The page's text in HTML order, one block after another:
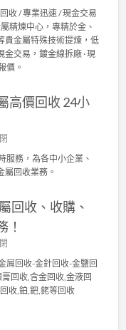
收 / 專業迅速 / 現金交易
精煉中心，專精於金、
貴金屬特殊技術提煉，低
交易，鍍金線拆廠 · 現
價。
高價回收 24小
服務，為各中小企業、
屬回收業務。
回收、收購、
！
屑回收-金針回收-金鹽回
回收,含金回收,金液回
收,鉑,鈀,銠等回收